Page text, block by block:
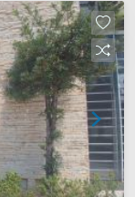
por 03
com
área de
Gobo, Av.
fácil
da Saúde,
Entre